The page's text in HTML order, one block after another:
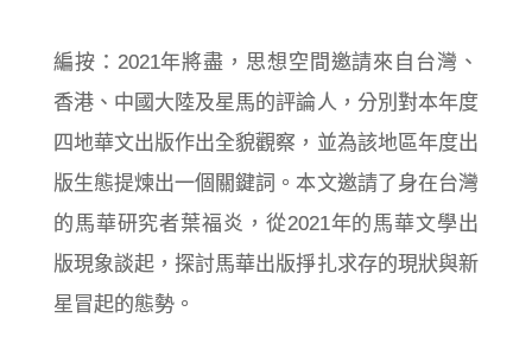
編按：2021年將盡，思想空間邀請來自台灣、
香港、中國大陸及星馬的評論人，分別對本年度
四地華文出版作出全貌觀察，並為該地區年度出
版生態提煉出一個關鍵詞。本文邀請了身在台灣
的馬華研究者葉福炎，從2021年的馬華文學出
版現象談起，探討馬華出版掙扎求存的現狀與新
星冒起的態勢。